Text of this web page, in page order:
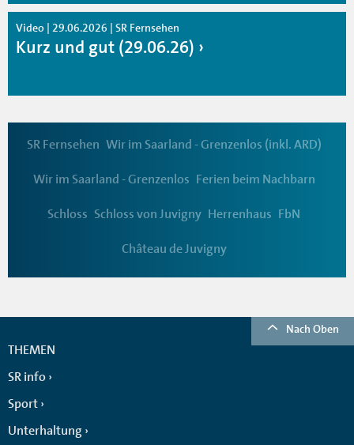
Video | 29.06.2026 | SR Fernsehen
Kurz und gut (29.06.26)
SR Fernsehen Wir im Saarland - Grenzenlos (inkl. ARD)
Wir im Saarland - Grenzenlos Ferien beim Nachbarn
Schloss Schloss von Juvigny Herrenhaus FbN
Château de Juvigny
Nach Oben
THEMEN
SR info
Sport
Unterhaltung